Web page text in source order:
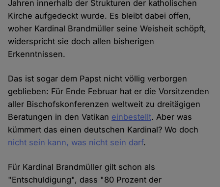
Jahren innerhalb der Strukturen der katholischen
Kirche aufgedeckt wurde. Es bleibt dabei offen,
woher Kardinal Brandmüller seine Weisheit schöpft,
widerspricht sie doch allen bisherigen
Erkenntnissen.
Das ist sogar dem Papst nicht völlig verborgen
geblieben: Für Ende Februar hat er die Vorsitzenden
aller Bischofskonferenzen weltweit zu dreitägigen
Beratungen in den Vatikan einbestellt. Aber was
kümmert das einen deutschen Kardinal? Wo doch
nicht sein kann, was nicht sein darf.
Für Kardinal Brandmüller gilt schon als
"Entschuldigung", dass "80 Prozent der